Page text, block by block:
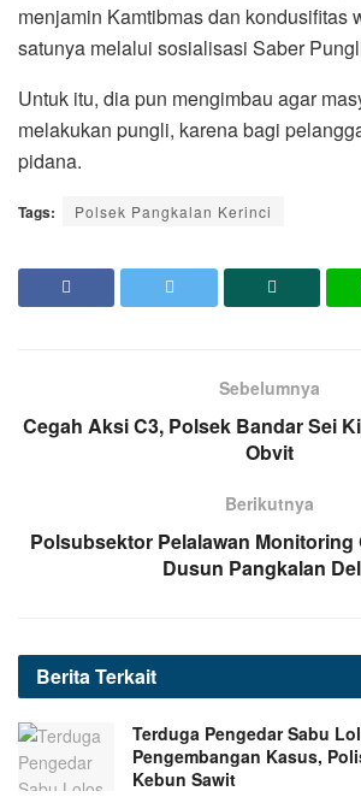
menjamin Kamtibmas dan kondusifitas
satunya melalui sosialisasi Saber
Untuk itu, dia pun mengimbau agar
melakukan pungli, karena bagi
pidana.
Tags: Polsek Pangkalan Kerinci
Sebelumnya
Cegah Aksi C3, Polsek Bandar Sei
Obvit
Berikutnya
Polsubsektor Pelalawan Monitoring
Dusun Pangkalan
BeritaTerkait
Terduga Pengedar Sabu
Pengembangan Kasus,
Kebun Sawit